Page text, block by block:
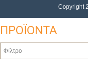
Copyright
ΠΡΟΪΟΝΤΑ